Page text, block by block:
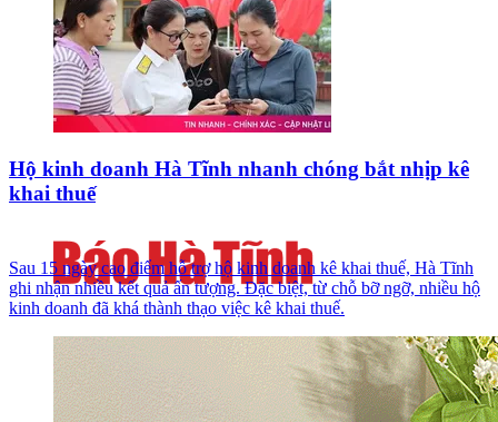
Hộ kinh doanh Hà Tĩnh nhanh chóng bắt nhịp kê
khai thuế
Sau 15 ngày cao điểm hỗ trợ hộ kinh doanh kê khai thuế, Hà Tĩnh
ghi nhận nhiều kết quả ấn tượng. Đặc biệt, từ chỗ bỡ ngỡ, nhiều hộ
kinh doanh đã khá thành thạo việc kê khai thuế.